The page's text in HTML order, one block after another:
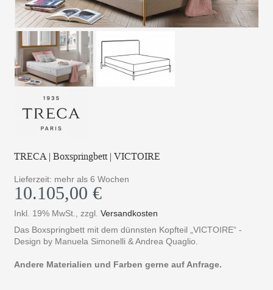
TRECA | Boxspringbett | VICTOIRE
Lieferzeit: mehr als 6 Wochen
10.105,00 €
Inkl. 19% MwSt. ,zzgl.Versandkosten
Das Boxspringbett mit dem dünnsten Kopfteil „VICTOIRE“ -
Design by Manuela Simonelli & Andrea Quaglio.
Andere Materialien und Farben gerne auf Anfrage.